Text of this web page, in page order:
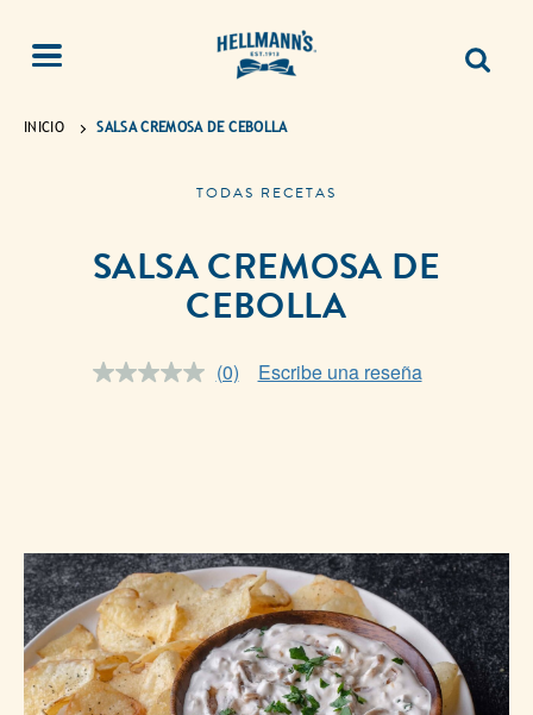
INICIO SALSA CREMOSA DE CEBOLLA
TODAS RECETAS
SALSA CREMOSA DE
CEBOLLA
Sin
(0) Escribe una reseña